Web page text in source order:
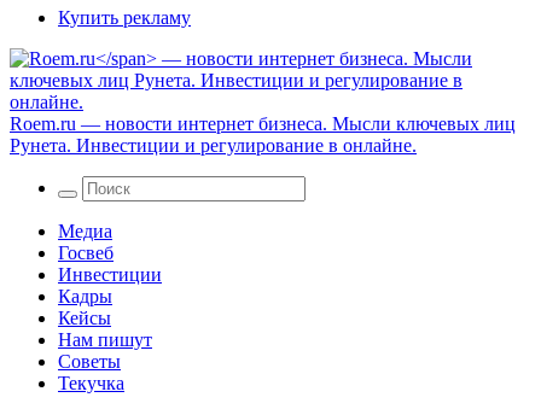
Купить рекламу
Roem.ru — новости интернет бизнеса. Мысли ключевых лиц
Рунета. Инвестиции и регулирование в онлайне.
Медиа
Госвеб
Инвестиции
Кадры
Кейсы
Нам пишут
Советы
Текучка